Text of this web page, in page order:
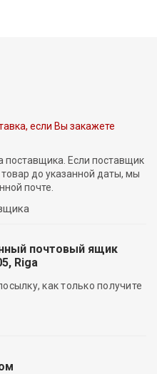
если Вы закажете
поставщика. Если поставщик
до указанной даты, мы
почте.
почтовый ящик
Riga
как только получите